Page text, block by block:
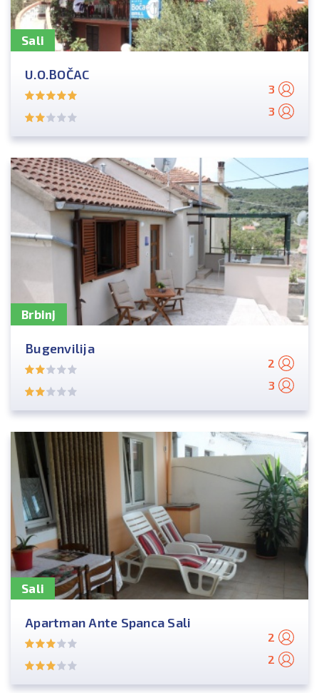
Sali
U.O.BOČAC
3
3
Brbinj
Bugenvilija
2
3
Sali
Apartman Ante Spanca Sali
2
2